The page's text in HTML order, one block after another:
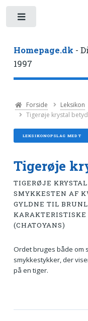
Homepage.dk -
1997
Forside Leksikon
Tigerøje krystal
LEKSIKONOPSLAG MED T
Tigerøje
TIGERØJE
SMYKKESTEN AF
GYLDNE TIL
(CHATOYANS)
Ordet bruges både om
smykkestykker, der
på en tiger.